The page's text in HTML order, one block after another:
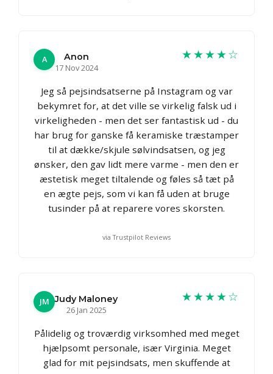
A
Anon
17 Nov 2024
★★★★☆
Jeg så pejsindsatserne på Instagram og var
bekymret for, at det ville se virkelig falsk ud i
virkeligheden - men det ser fantastisk ud - du
har brug for ganske få keramiske træstamper
til at dække/skjule sølvindsatsen, og jeg
ønsker, den gav lidt mere varme - men den er
æstetisk meget tiltalende og føles så tæt på
en ægte pejs, som vi kan få uden at bruge
tusinder på at reparere vores skorsten.
via Trustpilot Reviews
JM Judy Maloney
26 Jan 2025
★★★★☆
Pålidelig og troværdig virksomhed med meget
hjælpsomt personale, især Virginia. Meget
glad for mit pejsindsats, men skuffende at